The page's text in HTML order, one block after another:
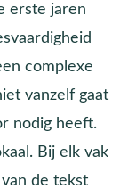
erste jaren
complexe
vanzelf gaat
nodig heeft.
Bij elk vak
de tekst